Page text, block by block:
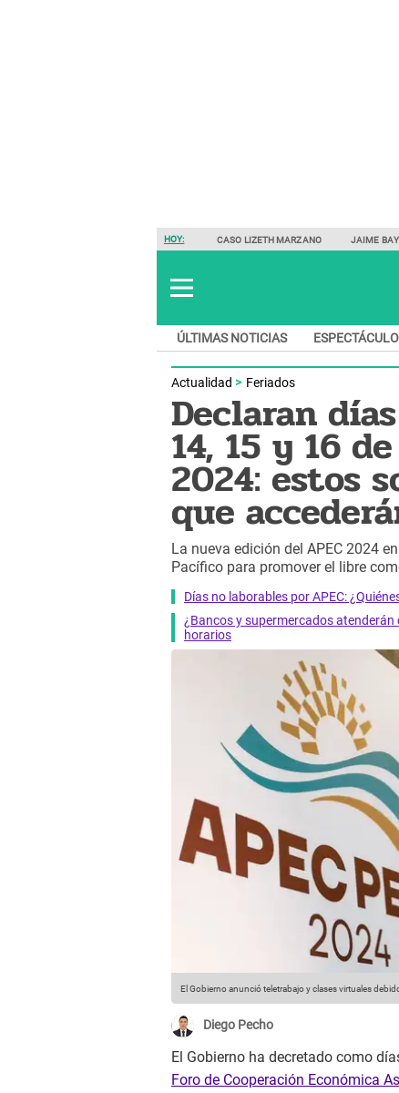
HOY: CASO LIZETH MARZANO JAIME
ÚLTIMAS NOTICIAS
Actualidad Feriados
Declaran
14, 15 y 16
2024: estos
que
La nueva edición del APEC 2024
Pacífico para promover el libre
Días no laborables por APEC:
¿Bancos y supermercados
horarios
El Gobierno anunció teletrabajo y clases virtuales
Diego Pecho
El Gobierno ha decretado como
Foro de Cooperación Económica